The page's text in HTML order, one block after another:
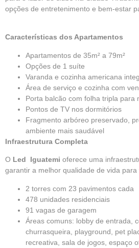
opções de entretenimento e bem-estar
Características dos Apartamentos
Apartamentos de 35m² a 79m²
Opções de 1 suíte
Varanda e cozinha americana
Área de serviço e cozinha com
Porta balcão com folha tripla para
Pontos de TV nos dormitórios
Fragmento arbóreo preservado,
ambiente mais saudável
Infraestrutura Completa
O Led Iguatemi oferece uma
garantir a melhor qualidade de vida
2 torres com 23 pavimentos cada
478 unidades residenciais
91 vagas de garagem
Áreas comuns: lobby de entrada,
churrasqueira, playground, pet
recreativa, sala de jogos, espaço